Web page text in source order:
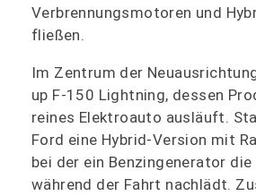
Verbrennungsmotoren und
fließen.
Im Zentrum der
up F-150 Lightning, dessen
reines Elektroauto ausläuft.
Ford eine Hybrid-Version mit
bei der ein Benzingenerator
während der Fahrt nachlädt.